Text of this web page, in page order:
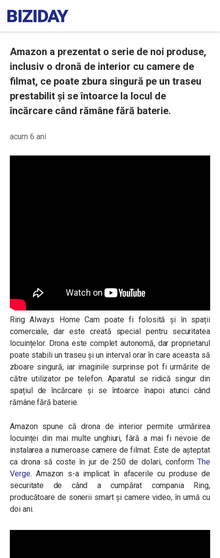
Amazon a prezentat o serie de noi produse,
inclusiv o dronă de interior cu camere de
filmat, ce poate zbura singură pe un traseu
prestabilit și se întoarce la locul de
încărcare când rămâne fără baterie.
acum 6 ani
Ring Always Home Cam poate fi folosită și în spații
comerciale, dar este creată special pentru securitatea
locuințelor. Drona este complet autonomă, dar proprietarul
poate stabili un traseu și un interval orar în care aceasta să
zboare singură, iar imaginile surprinse pot fi urmărite de
către utilizator pe telefon. Aparatul se ridică singur din
spațiul de încărcare și se întoarce înapoi atunci când
rămâne fără baterie.
Amazon spune că drona de interior permite urmărirea
locuinței din mai multe unghiuri, fără a mai fi nevoie de
instalarea a numeroase camere de filmat. Este de așteptat
ca drona să coste în jur de 250 de dolari, conformThe
Verge. Amazon s-a implicat în afacerile cu produse de
securitate de când a cumpărat compania Ring,
producătoare de sonerii smart și camere video, în urmă cu
doi ani.